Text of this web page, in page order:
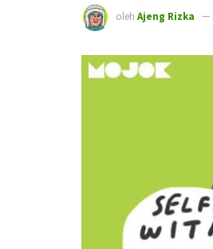
oleh Ajeng Rizka